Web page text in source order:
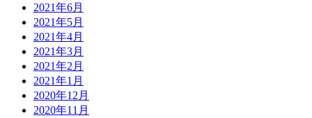
2021年6月
2021年5月
2021年4月
2021年3月
2021年2月
2021年1月
2020年12月
2020年11月